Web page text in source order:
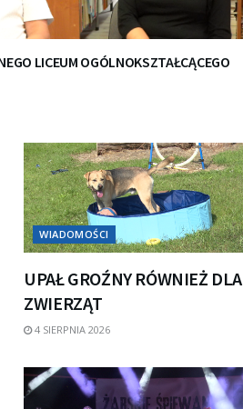
LICEUM OGÓLNOKSZTAŁCĄCEGO
WIADOMOŚCI
UPAŁ GROŹNY RÓWNIEŻ DLA
ZWIERZĄT
4 SIERPNIA 2026